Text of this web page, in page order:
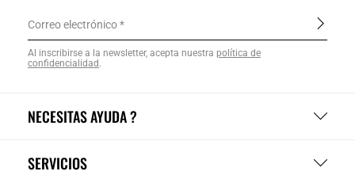
NECESITAS AYUDA ?
SERVICIOS
Correo electrónico
Al inscribirse a la newsletter, acepta nuestra política de
confidencialidad.